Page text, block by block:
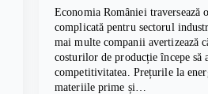
Economia României traversează
complicată pentru sectorul
mai multe companii avertizează
costurilor de producție începe să
competitivitatea. Prețurile la
materiile prime și…